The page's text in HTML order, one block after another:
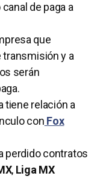
de paga a
que
y a
serán
tiene relación a
con Fox
perdido contratos
, Liga MX